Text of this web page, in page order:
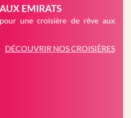
EMIRATS
une croisière de rêve aux
DÉCOUVRIR NOS CROISIÈRES